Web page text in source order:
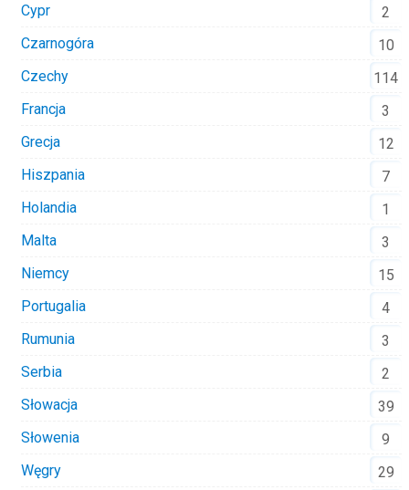
Cypr
2
Czarnogóra
10
Czechy
114
Francja
3
Grecja
12
Hiszpania
7
Holandia
1
Malta
3
Niemcy
15
Portugalia
4
Rumunia
3
Serbia
2
Słowacja
39
Słowenia
9
Węgry
29